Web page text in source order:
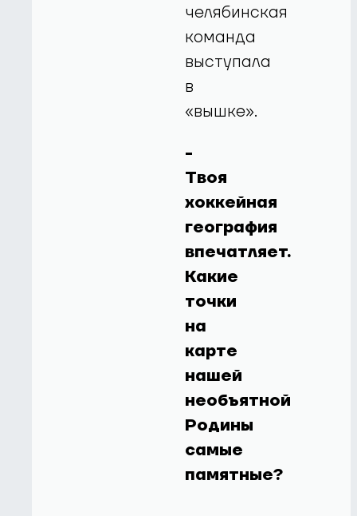
челябинская
команда
выступала
в
«вышке».
-
Твоя
хоккейная
география
впечатляет.
Какие
точки
на
карте
нашей
необъятной
Родины
самые
памятные?